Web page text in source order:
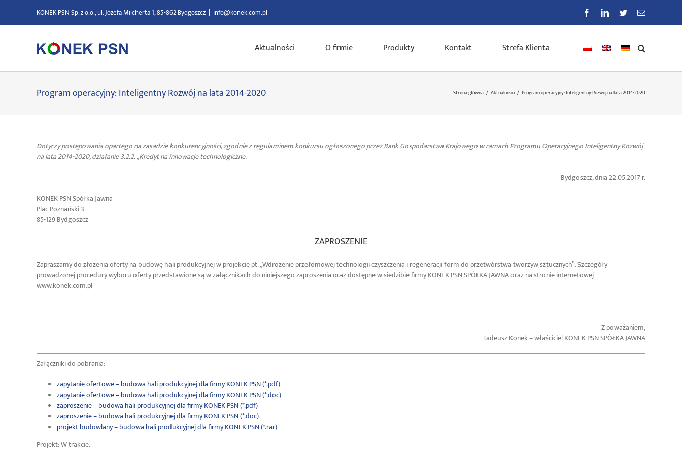
zawartości
KONEK PSN Sp. z o.o., ul. Józefa Milcherta 1, 85-862 Bydgoszcz | info@konek.com.pl FacebookLinkedIn
TwitterE-
Aktualności O firmie Produkty Kontakt Strefa Klienta
Program operacyjny: Inteligentny Rozwój na lata 2014-2020 Strona główna / Aktualności / Program operacyjny: Inteligentny Rozwój na lata 2014-2020
Dotyczy postępowania opartego na zasadzie konkurencyjności, zgodnie z regulaminem konkursu ogłoszonego przez Bank Gospodarstwa Krajowego w ramach Programu Operacyjnego Inteligentny Rozwój
na lata 2014-2020, działanie 3.2.2. „Kredyt na innowacje technologiczne.
Bydgoszcz, dnia 22.05.2017 r.
KONEK PSN Spółka Jawna
Plac Poznański 3
85-129 Bydgoszcz
ZAPROSZENIE
Zapraszamy do złożenia oferty na budowę hali produkcyjnej w projekcie pt. „Wdrożenie przełomowej technologii czyszczenia i regeneracji form do przetwórstwa tworzyw sztucznych”. Szczegóły
prowadzonej procedury wyboru oferty przedstawione są w załącznikach do niniejszego zaproszenia oraz dostępne w siedzibie firmy KONEK PSN SPÓŁKA JAWNA oraz na stronie internetowej
www.konek.com.pl
Z poważaniem,
Tadeusz Konek – właściciel KONEK PSN SPÓŁKA JAWNA
Załączniki do pobrania:
zapytanie ofertowe – budowa hali produkcyjnej dla firmy KONEK PSN (*.pdf)
zapytanie ofertowe – budowa hali produkcyjnej dla firmy KONEK PSN (*.doc)
zaproszenie – budowa hali produkcyjnej dla firmy KONEK PSN (*.pdf)
zaproszenie – budowa hali produkcyjnej dla firmy KONEK PSN (*.doc)
projekt budowlany – budowa hali produkcyjnej dla firmy KONEK PSN (*.rar)
Projekt: W trakcie.